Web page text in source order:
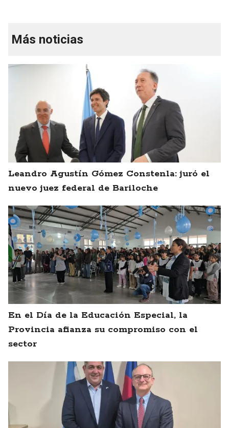
Más noticias
Leandro Agustín Gómez Constenla: juró el
nuevo juez federal de Bariloche
En el Día de la Educación Especial, la
Provincia afianza su compromiso con el
sector